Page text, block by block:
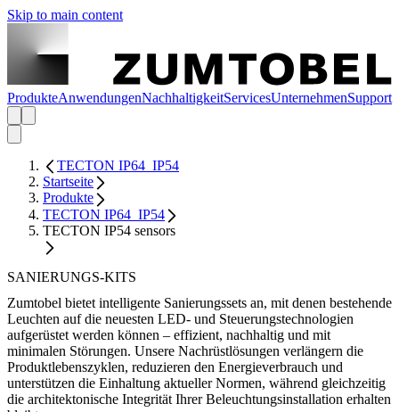
Skip to main content
ProdukteAnwendungenNachhaltigkeitServicesUnternehmenSupport
TECTON IP64_IP54
Startseite
Produkte
TECTON IP64_IP54
TECTON IP54 sensors
SANIERUNGS-KITS
Zumtobel bietet intelligente Sanierungssets an, mit denen bestehende
Leuchten auf die neuesten LED- und Steuerungstechnologien
aufgerüstet werden können – effizient, nachhaltig und mit
minimalen Störungen. Unsere Nachrüstlösungen verlängern die
Produktlebenszyklen, reduzieren den Energieverbrauch und
unterstützen die Einhaltung aktueller Normen, während gleichzeitig
die architektonische Integrität Ihrer Beleuchtungsinstallation erhalten